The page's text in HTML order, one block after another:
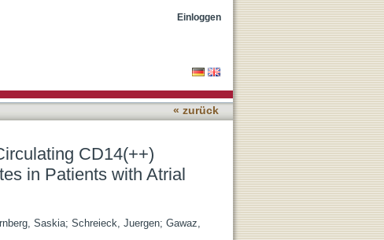
and CD14(+) CD16(++)
Einloggen
« zurück
CD14(++)
in Patients with Atrial
Saskia; Schreieck, Juergen; Gawaz,